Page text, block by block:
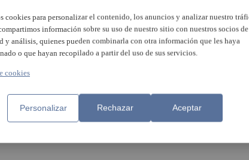
cookies para personalizar el contenido, los anuncios y analizar nuestro
información sobre su uso de nuestro sitio con nuestros socios de
y análisis, quienes pueden combinarla con otra información que les haya
o que hayan recopilado a partir del uso de sus servicios.
cookies
Personalizar Rechazar Aceptar